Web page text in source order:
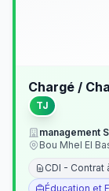
Chargé /
TJ
management
Bou Mhel El
CDI - Contrat
Éducation et